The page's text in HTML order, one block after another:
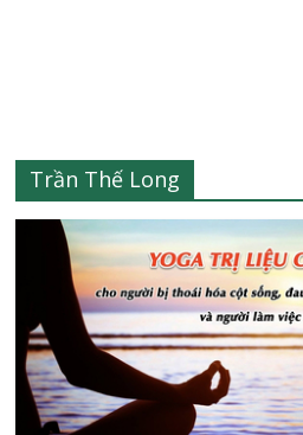
Trần Thế Long